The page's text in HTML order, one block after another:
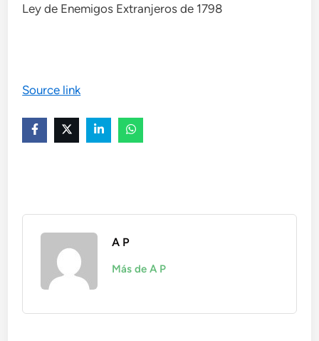
Ley de Enemigos Extranjeros de 1798
Source link
A P
Más de A P